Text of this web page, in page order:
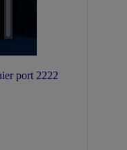
port 2222